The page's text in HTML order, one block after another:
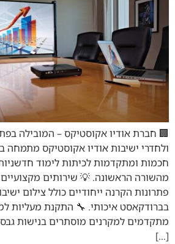
🏢 חברת אודיו אקוסטיקס – המובילה
ולחדרי ישיבות אודיו אקוסטיקס מתמחה
חכמות ומתקדמות לכיתות לימוד
מהשורה הראשונה. 💡 שירותים
פתרונות הקרנה ייחודיים כולל צילום
בברודקאסט איכותי. 🔧 התקנת מעליות
מתקדמים למקרנים מוסתרים בנישות
[…]